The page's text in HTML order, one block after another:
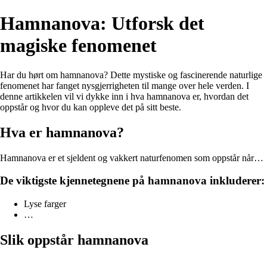
Hamnanova: Utforsk det
magiske fenomenet
Har du hørt om hamnanova? Dette mystiske og fascinerende naturlige
fenomenet har fanget nysgjerrigheten til mange over hele verden. I
denne artikkelen vil vi dykke inn i hva hamnanova er, hvordan det
oppstår og hvor du kan oppleve det på sitt beste.
Hva er hamnanova?
Hamnanova er et sjeldent og vakkert naturfenomen som oppstår når…
De viktigste kjennetegnene på hamnanova inkluderer:
Lyse farger
…
Slik oppstår hamnanova